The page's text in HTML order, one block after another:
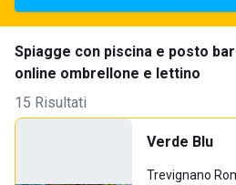
Spiagge con piscina e posto
online ombrellone e lettino
15 Risultati
Verde Blu
Trevignano